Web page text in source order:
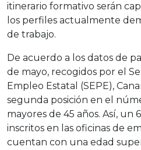
itinerario formativo serán
los perfiles actualmente
de trabajo.
De acuerdo a los datos de
de mayo, recogidos por el
Empleo Estatal (SEPE),
segunda posición en el
mayores de 45 años. Así, un
inscritos en las oficinas de
cuentan con una edad